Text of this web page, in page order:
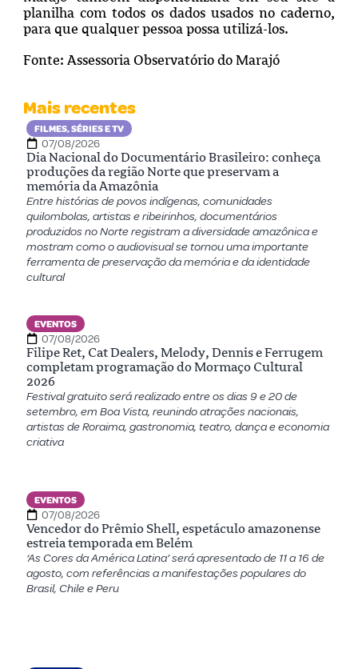
planilha com todos os dados usados no caderno,
para que qualquer pessoa possa utilizá-los.
Fonte: Assessoria Observatório do Marajó
Mais recentes
FILMES, SÉRIES E TV
07/08/2026
Dia Nacional do Documentário Brasileiro: conheça
produções da região Norte que preservam a
memória da Amazônia
Entre histórias de povos indígenas, comunidades
quilombolas, artistas e ribeirinhos, documentários
produzidos no Norte registram a diversidade amazônica e
mostram como o audiovisual se tornou uma importante
ferramenta de preservação da memória e da identidade
cultural
EVENTOS
07/08/2026
Filipe Ret, Cat Dealers, Melody, Dennis e Ferrugem
completam programação do Mormaço Cultural
2026
Festival gratuito será realizado entre os dias 9 e 20 de
setembro, em Boa Vista, reunindo atrações nacionais,
artistas de Roraima, gastronomia, teatro, dança e economia
criativa
EVENTOS
07/08/2026
Vencedor do Prêmio Shell, espetáculo amazonense
estreia temporada em Belém
‘As Cores da América Latina’ será apresentado de 11 a 16 de
agosto, com referências a manifestações populares do
Brasil, Chile e Peru